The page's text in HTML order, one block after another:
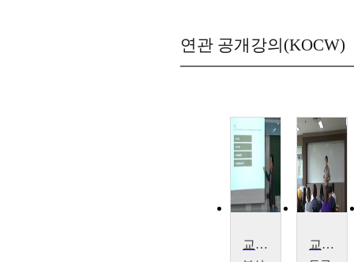
연관 공개강의(KOCW)
교육학 교과 교육론 교육학개론